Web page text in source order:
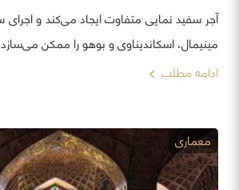
آجر سفید نمایی متفاوت ایجاد می‌کند و
مینیمال، اسکاندیناوی و بوهو را ممکن
ادامه مطلب
معماری